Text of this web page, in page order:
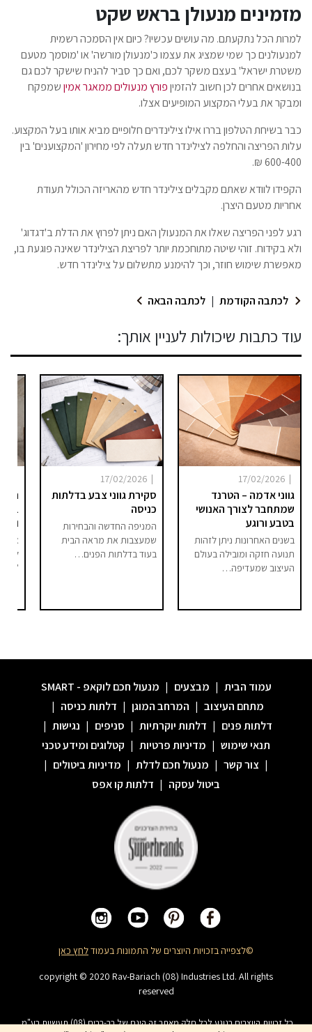
מזמינים מנעולן בראש שקט
למרות הכל נתקעתם. מה עושים עכשיו? כיום אין הסמכה רשמית
למנעולנים כך שמי שמציג את עצמו כ'מנעולן מורשה' או 'מוסמך מטעם
משטרת ישראל' בעצם משקר לכם, ואם כך סביר להניח שישקר לכם גם
בנושאים אחרים לכן חשוב להזמיןפורץ מנעולים ממאגר אמיןשמפקח
ומבקר את בעלי המקצוע המופיעים אצלו.
כבר בשיחת הטלפון בררו אילו צילינדרים חלופיים מביא אותו בעל המקצוע.
עלות הפריצה והחלפה לצילינדר חדש תעלה לפי מחירון 'המקצוענים' בין
600-400 ₪.
הקפידו לוודא שאתם מקבלים צילינדר חדש מהאריזה הכולל תעודת
אחריות מטעם היצרן.
רגע לפני הפריצה שאלו את המנעולן האם ניתן לפרוץ את הדלת ב'דגדוג'
ולא בקידוח. זוהי שיטה מתוחכמת יותר לפריצת הצילינדר שאינה פוגעת בו,
מאפשרת שימוש חוזר, וכך להימנע מתשלום על צילינדר חדש.
לכתבה הקודמת | לכתבה הבאה
עוד כתבות שיכולות לעניין אותך:
|
17/02/2026
גווני אדמה – הטרנד
שמתחבר לצורך האנושי
בטבע ורוגע
בשנים האחרונות ניתן לזהות
תנועה חזקה ומובילה בעולם
העיצוב שמעדיפה…
|
17/02/2026
סקירת גווני צבע בדלתות
כניסה
המניפה החדשה והבחירות
שמעצבות את מראה הבית
בעוד בדלתות הפנים…
אם
עמוד הבית | מבצעים | מנעול חכם לוקאפ - SMART
מתחם העיצוב | המרחב המוגן | דלתות כניסה |
דלתות פנים | דלתות יוקרתיות | סניפים | נגישות |
תנאי שימוש | מדיניות פרטיות | קטלוגים ומידע טכני
| צור קשר | מנעול חכם לדלת | מדיניות ביטולים |
ביטול עסקה | דלתות קו אפס
©לצפייה בזכויות היוצרים של התמונות בעמודלחץ כאן
copyright © 2020 Rav-Bariach (08) Industries Ltd. All rights
reserved
כל זכויות היוצרים בנוגע לכל חלק מאתר זה הינם של רב-בריח (08) תעשיות בע"מ.